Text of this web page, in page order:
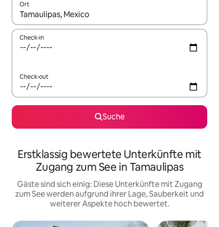
Ort
Wenn Ergebnisse verfügbar sind, navigiere mit den
Check-in
Check-out
Suche
Erstklassig bewertete Unterkünfte mit
Zugang zum See in Tamaulipas
Gäste sind sich einig: Diese Unterkünfte mit Zugang
zum See werden aufgrund ihrer Lage, Sauberkeit und
weiterer Aspekte hoch bewertet.